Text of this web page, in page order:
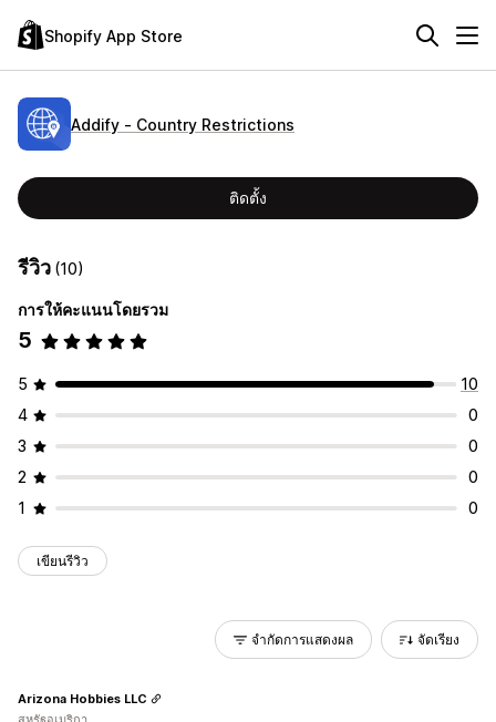
Shopify App Store
Addify ‑ Country Restrictions
ติดตั้ง
รีวิว (10)
การให้คะแนนโดยรวม
5
5
10
4
0
3
0
2
0
1
0
เขียนรีวิว
จำกัดการแสดงผล จัดเรียง
Arizona Hobbies LLC